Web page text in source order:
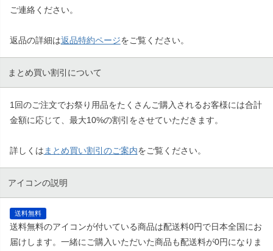
ご連絡ください。
返品の詳細は返品特約ページをご覧ください。
まとめ買い割引について
1回のご注文でお祭り用品をたくさんご購入されるお客様には合計
金額に応じて、最大10%の割引をさせていただきます。
詳しくは まとめ買い割引のご案内をご覧ください。
アイコンの説明
送料無料
送料無料のアイコンが付いている商品は配送料0円で日本全国にお
届けします。一緒にご購入いただいた商品も配送料が0円になりま